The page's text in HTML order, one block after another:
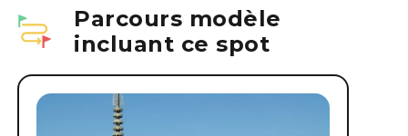
Parcours modèle
incluant ce spot